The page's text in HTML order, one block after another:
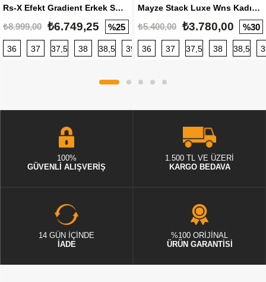
Rs-X Efekt Gradient Erkek Sneaker
₺8.999,00 ₺6.749,25 %25
36 37 37,5 38 38,5 39 40 40,5 41 42 42,5
Mayze Stack Luxe Wns Kadın Sneaker
₺5.400,00 ₺3.780,00 %30
36 37 37,5 38 38,5
100%
GÜVENLİ ALIŞVERİŞ
1.500 TL VE ÜZERİ
KARGO BEDAVA
14 GÜN İÇİNDE
İADE
%100 ORİJİNAL
ÜRÜN GARANTİSİ